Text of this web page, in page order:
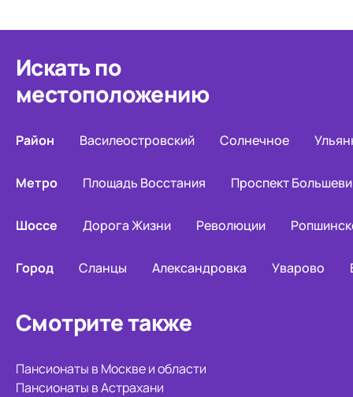
Искать по
местоположению
Район Василеостровский Солнечное
Метро Площадь Восстания Проспект
Шоссе Дорога Жизни Революции
Город Сланцы Александровка Уварово
Смотрите также
Пансионаты в Москве и области
Пансионаты в Астрахани